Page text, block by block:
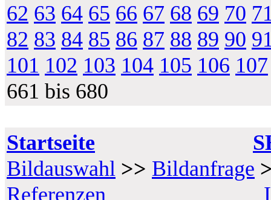
62 63 64 65 66 67 68 69 70
82 83 84 85 86 87 88 89 90
101 102 103 104 105 106 107
661 bis 680
Startseite
Bildauswahl >> Bildanfrage
Referenzen